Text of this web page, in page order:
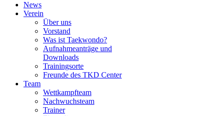
News
Verein
Über uns
Vorstand
Was ist Taekwondo?
Aufnahmeanträge und
Downloads
Trainingsorte
Freunde des TKD Center
Team
Wettkampfteam
Nachwuchsteam
Trainer